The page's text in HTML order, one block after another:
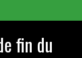
fin du